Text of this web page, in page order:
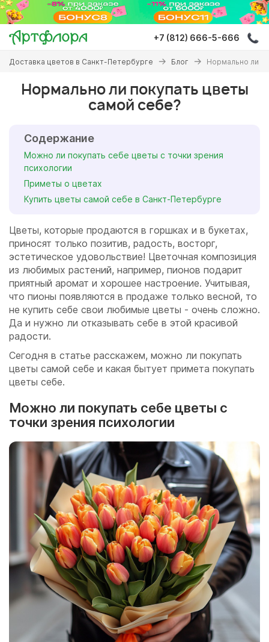
Перейти
основному
содержанию
+7 (812) 666-5-666
Вы
здесь
Доставка цветов в Санкт-Петербурге Блог Нормально ли
Нормально ли покупать цветы
самой себе?
Содержание
Можно ли покупать себе цветы с точки зрения
психологии
Приметы о цветах
Купить цветы самой себе в Санкт-Петербурге
Цветы, которые продаются в горшках и в букетах,
приносят только позитив, радость, восторг,
эстетическое удовольствие! Цветочная композиция
из любимых растений, например, пионов подарит
приятный аромат и хорошее настроение. Учитывая,
что пионы появляются в продаже только весной, то
не купить себе свои любимые цветы - очень сложно.
Да и нужно ли отказывать себе в этой красивой
радости.
Сегодня в статье расскажем, можно ли покупать
цветы самой себе и какая бытует примета покупать
цветы себе.
Можно ли покупать себе цветы с
точки зрения психологии